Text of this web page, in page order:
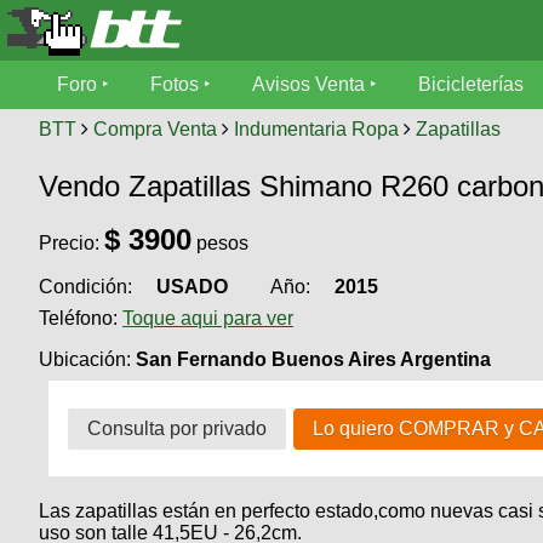
Foro
Foro
Mecánica
Fotos
tu
foto
Galeria
XC
Descenso
Dirt
Avisos
SUBÍ
tu
aviso
Buscar
Ultimos
Bicicleterías
Bicicletas
Bicicletas
Tandem
Freerider
Videos
Salidas
Usuarios
Foro Fotos Avisos Venta Bicicleterías
BTT Compra Venta Indumentaria Ropa Zapatillas
Vendo Zapatillas Shimano R260 carbon
Precio: $ 3900 pesos
Condición: USADO Año:
2015
Teléfono: Toque aqui para ver
Ubicación: San Fernando Buenos Aires Argentina
Consulta por privado Lo quiero COMPRAR y
Las zapatillas están en perfecto estado,como nuevas casi
uso son talle 41,5EU - 26,2cm.